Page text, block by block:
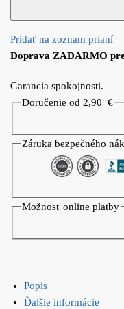
Pridať na zoznam prianí
Doprava ZADARMO
Garancia spokojnosti.
Doručenie od 2,90€
Záruka bezpečného
Možnosť online platby
Popis
Ďalšie informácie